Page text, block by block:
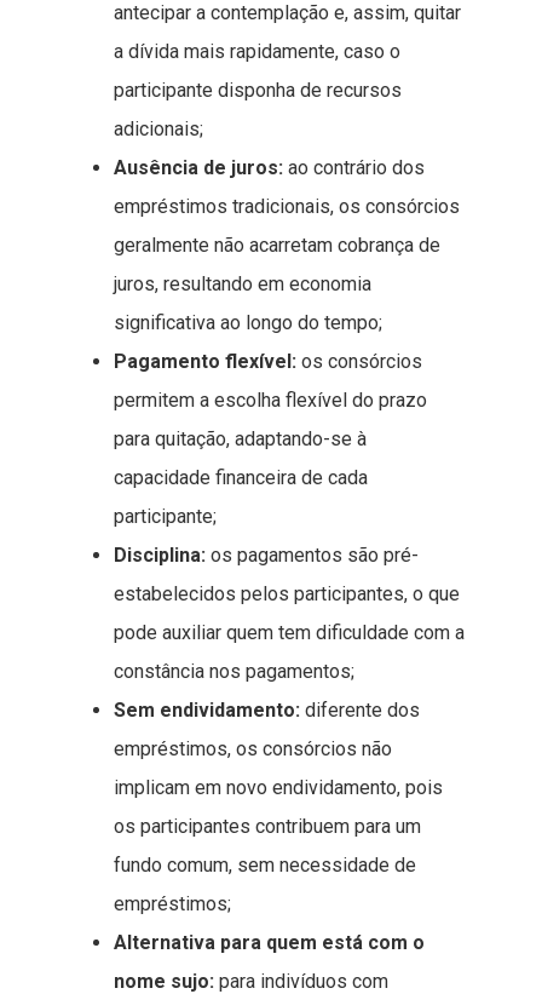
antecipar a contemplação e, assim, quitar
a dívida mais rapidamente, caso o
participante disponha de recursos
adicionais;
Ausência de juros: ao contrário dos
empréstimos tradicionais, os consórcios
geralmente não acarretam cobrança de
juros, resultando em economia
significativa ao longo do tempo;
Pagamento flexível: os consórcios
permitem a escolha flexível do prazo
para quitação, adaptando-se à
capacidade financeira de cada
participante;
Disciplina: os pagamentos são pré-
estabelecidos pelos participantes, o que
pode auxiliar quem tem dificuldade com a
constância nos pagamentos;
Sem endividamento: diferente dos
empréstimos, os consórcios não
implicam em novo endividamento, pois
os participantes contribuem para um
fundo comum, sem necessidade de
empréstimos;
Alternativa para quem está com o
nome sujo: para indivíduos com